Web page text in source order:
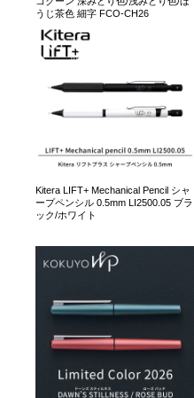
うじ茶色 細字 FCO-CH26
Kitera LIFT+ Mechanical Pencil シャ
ープペンシル 0.5mm LI2500.05 ブラ
ック/ホワイト